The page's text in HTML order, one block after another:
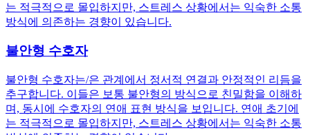
는 적극적으로 몰입하지만, 스트레스 상황에서는 익숙한 소통
방식에 의존하는 경향이 있습니다.
불안형 수호자
불안형 수호자는/은 관계에서 정서적 연결과 안정적인 리듬을
추구합니다. 이들은 보통 불안형의 방식으로 친밀함을 이해하
며, 동시에 수호자의 연애 표현 방식을 보입니다. 연애 초기에
는 적극적으로 몰입하지만, 스트레스 상황에서는 익숙한 소통